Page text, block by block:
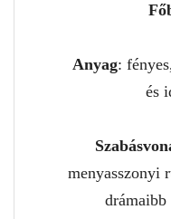
Anyag:
és
menyasszonyi
drámaibb